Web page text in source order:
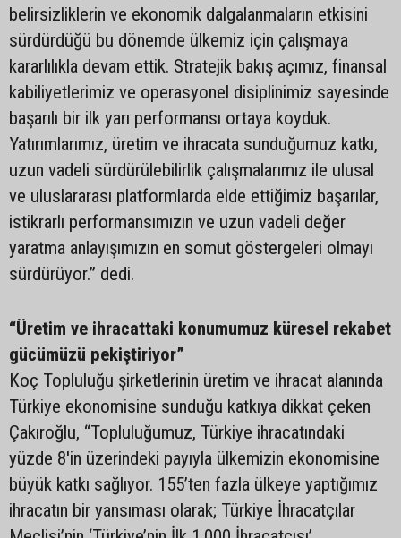
belirsizliklerin ve ekonomik dalgalanmaların etkisini
sürdürdüğü bu dönemde ülkemiz için çalışmaya
kararlılıkla devam ettik. Stratejik bakış açımız, finansal
kabiliyetlerimiz ve operasyonel disiplinimiz sayesinde
başarılı bir ilk yarı performansı ortaya koyduk.
Yatırımlarımız, üretim ve ihracata sunduğumuz katkı,
uzun vadeli sürdürülebilirlik çalışmalarımız ile ulusal
ve uluslararası platformlarda elde ettiğimiz başarılar,
istikrarlı performansımızın ve uzun vadeli değer
yaratma anlayışımızın en somut göstergeleri olmayı
sürdürüyor.” dedi.
“Üretim ve ihracattaki konumumuz küresel rekabet
gücümüzü pekiştiriyor”
Koç Topluluğu şirketlerinin üretim ve ihracat alanında
Türkiye ekonomisine sunduğu katkıya dikkat çeken
Çakıroğlu, “Topluluğumuz, Türkiye ihracatındaki
yüzde 8'in üzerindeki payıyla ülkemizin ekonomisine
büyük katkı sağlıyor. 155’ten fazla ülkeye yaptığımız
ihracatın bir yansıması olarak; Türkiye İhracatçılar